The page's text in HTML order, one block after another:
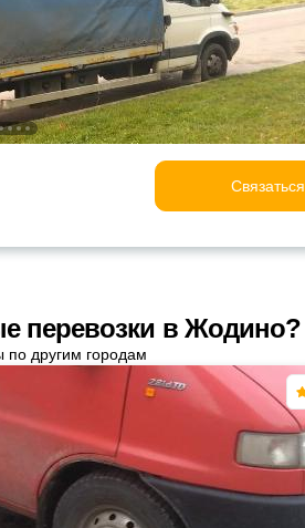
Связаться
перевозки в Жодино?
по другим городам